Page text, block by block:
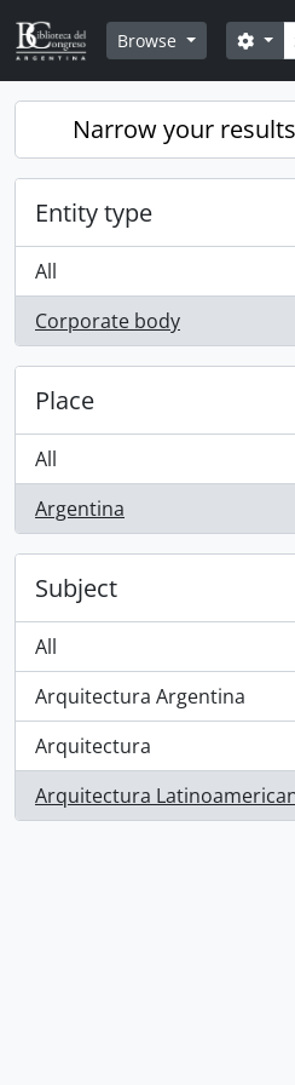
Skip to main content
Browse
Narrow your
Entity type
All
Corporate body
, 1 results
Place
All
Argentina
, 1 results
Subject
All
Arquitectura Argentina
, 1 results
Arquitectura
, 1 results
Arquitectura
, 1 results